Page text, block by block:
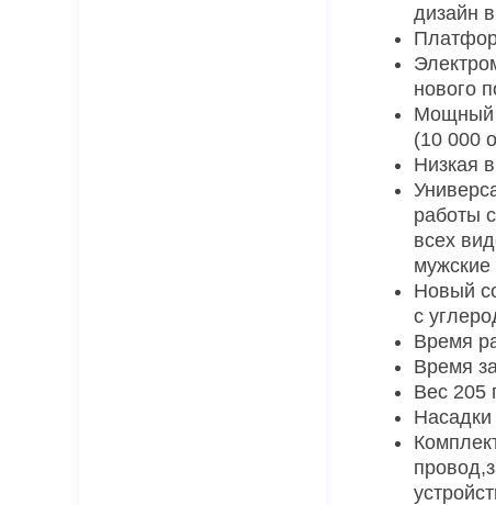
дизайн
нового
Мощный
(10 000
Низкая
работы
всех
мужские
Новый
с
Время
Время
Вес 205
Насадки